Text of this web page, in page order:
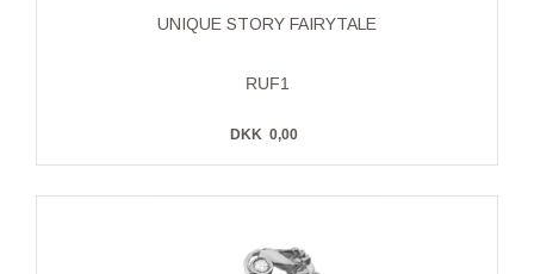
UNIQUE STORY FAIRYTALE
RUF1
DKK 0,00